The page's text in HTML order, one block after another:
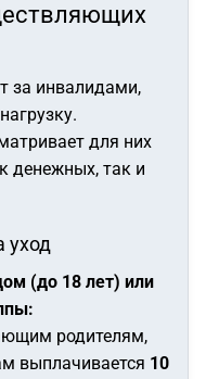
за инвалидами,
для них
денежных, так и
уход
(до 18 лет) или
родителям,
выплачивается 10